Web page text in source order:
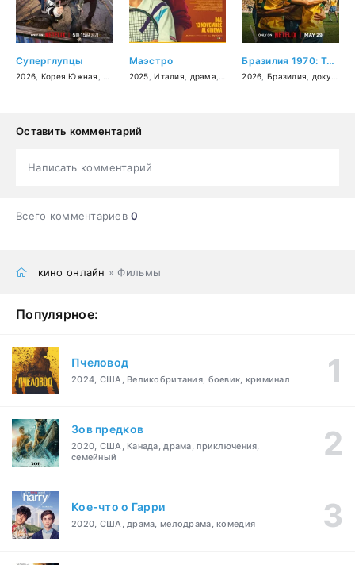
Суперглупцы
2026 Корея Южная фантастика ,комедия,боевик
Маэстро
2025 ,Италия драма комедия, спорт
Бразилия 1970: Третья звезда
2026 Бразилия документальный
Оставить комментарий
Написать комментарий
Всего комментариев0
кино онлайн » Фильмы
Популярное:
Пчеловод
2024, США, Великобритания, боевик, криминал
Зов предков
2020, США, Канада, драма, приключения,
семейный
Кое-что о Гарри
2020, США, драма, мелодрама, комедия